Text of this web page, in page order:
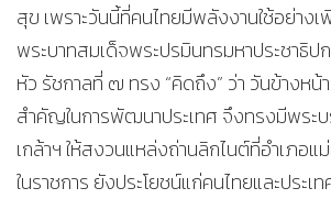
สุข เพราะวันนี้ที่คนไทยมีพลังงานใช้อย่างเ
พระบาทสมเด็จพระปรมินทรมหาประชาธิป
หัว รัชกาลที่ ๗ ทรง “คิดถึง” ว่า วันข้างห
สำคัญในการพัฒนาประเทศ จึงทรงมีพระบ
เกล้าฯ ให้สงวนแหล่งถ่านลิกไนต์ที่อำเภอแม่
ในราชการ ยังประโยชน์แก่คนไทยและประ